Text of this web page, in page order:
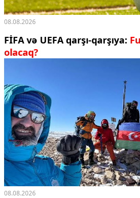
08.08.2026
FİFA və UEFA qarşı-qarşıya:
olacaq?
08.08.2026